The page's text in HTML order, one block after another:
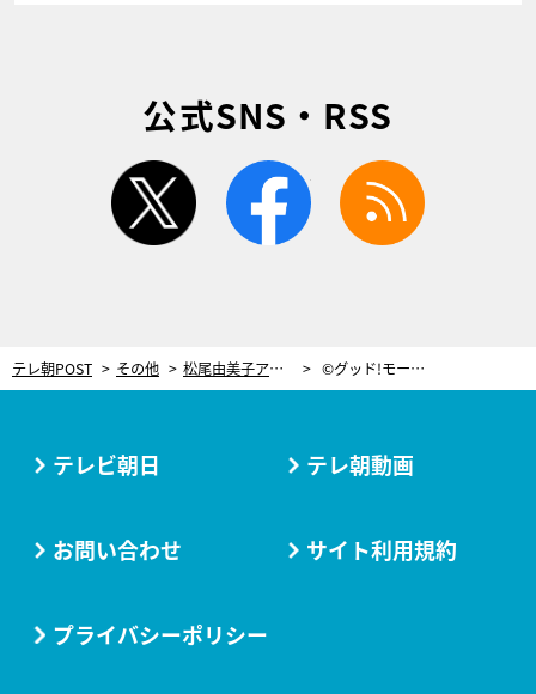
公式SNS・RSS
twitter facebook
テレ朝POST その他 松尾由美子アナ、ノーバン始球式を振り返る！「次の登板は中365日くらい必要」 ©グッド!モーニング
テレビ朝日 テレ朝動画
お問い合わせ サイト利用規約
プライバシーポリシー